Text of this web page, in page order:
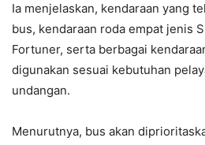
Ia menjelaskan, kendaraan yang
bus, kendaraan roda empat jenis
Fortuner, serta berbagai
digunakan sesuai kebutuhan
undangan.
Menurutnya, bus akan